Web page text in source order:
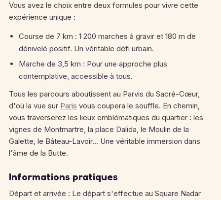
Vous avez le choix entre deux formules pour vivre cette
expérience unique :
Course de 7 km : 1 200 marches à gravir et 180 m de
dénivelé positif. Un véritable défi urbain.
Marche de 3,5 km : Pour une approche plus
contemplative, accessible à tous.
Tous les parcours aboutissent au Parvis du Sacré-Cœur,
d'où la vue sur Paris vous coupera le souffle. En chemin,
vous traverserez les lieux emblématiques du quartier : les
vignes de Montmartre, la place Dalida, le Moulin de la
Galette, le Bâteau-Lavoir... Une véritable immersion dans
l'âme de la Butte.
Informations pratiques
Départ et arrivée : Le départ s'effectue au Square Nadar